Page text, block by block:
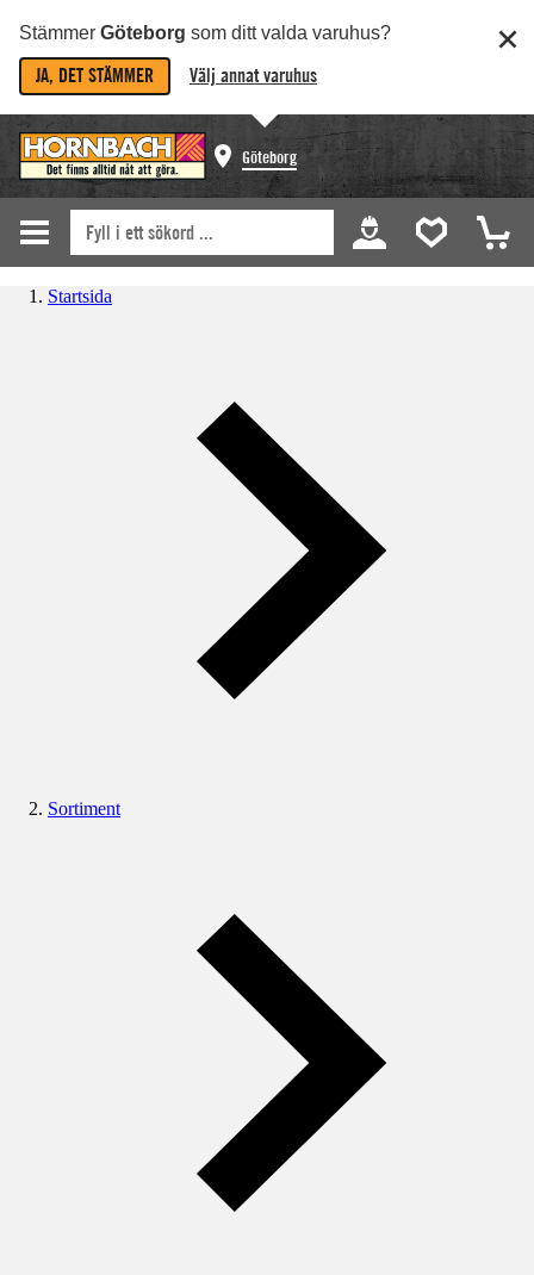
Stämmer Göteborg som ditt valda varuhus?
JA, DET STÄMMER Välj annat varuhus
Göteborg
Startsida
Sortiment